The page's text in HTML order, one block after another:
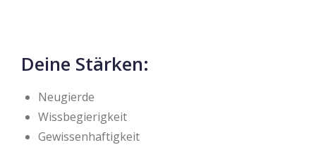
Deine Stärken:
Neugierde
Wissbegierigkeit
Gewissenhaftigkeit